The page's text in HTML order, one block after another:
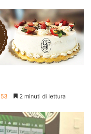
2 minuti di lettura